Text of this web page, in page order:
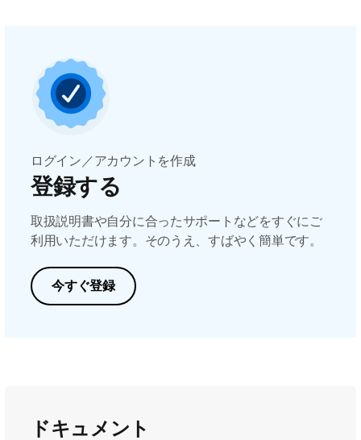
ログイン／アカウントを作成
登録する
取扱説明書や自分に合ったサポートなどをすぐにご
利用いただけます。そのうえ、すばやく簡単です。
今すぐ登録
ドキュメント